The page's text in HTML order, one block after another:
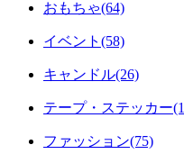
おもちゃ(64)
イベント(58)
キャンドル(26)
テープ・ステッカー
ファッション(75)